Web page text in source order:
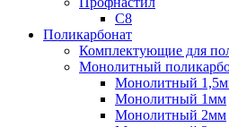
С8
Поликарбонат
Комплектующие для
Монолитный
Монолитный
Монолитный 1мм
Монолитный 2мм